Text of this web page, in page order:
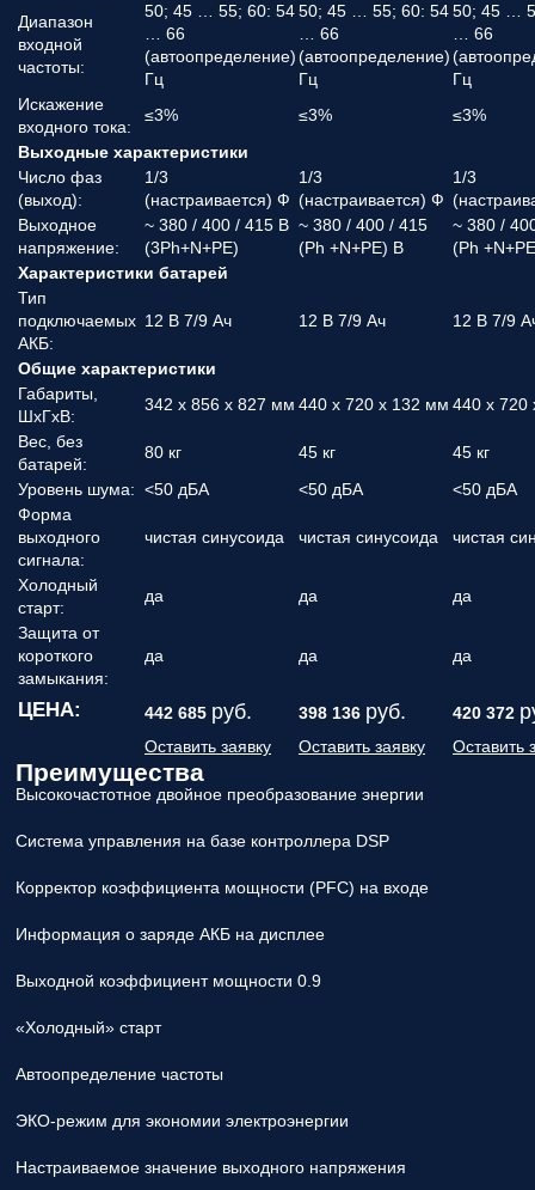
Диапазон
входной
частоты:
50; 45 … 55; 60: 54
… 66
(автоопределение)
Гц
50; 45 … 55; 60: 54
… 66
(автоопределение)
Гц
50; 45 …
… 66
Гц
Искажение
входного тока:
≤3% ≤3%
≤3%
Выходные характеристики
Число фаз
(выход):
1/3
(настраивается) Ф
1/3
(настраивается) Ф
1/3
Выходное
напряжение:
~ 380 / 400 / 415 В
(3Ph+N+PE)
~ 380 / 400 / 415
(Ph +N+PE) В
~ 380 /
(Ph
Характеристики батарей
Тип
подключаемых
АКБ:
12 В 7/9 Aч 12 В 7/9 Aч 12 В 7/9
Общие характеристики
Габариты,
ШхГхВ:
342 x 856 x 827 мм 440 x 720 x 132 мм 440 x 720
Вес, без
батарей:
80 кг 45 кг
45 кг
Уровень шума: <50 дБА <50 дБА
<50 дБА
Форма
выходного
сигнала:
чистая синусоида чистая синусоида чистая
Холодный
старт:
да да
да
Защита от
короткого
замыкания:
да да да
ЦЕНА: 442 685 руб. 398 136 руб. 420 372
Оставить заявку Оставить заявку Оставить
Преимущества
Высокочастотное двойное преобразование энергии
Система управления на базе контроллера DSP
Корректор коэффициента мощности (PFC) на входе
Информация о заряде АКБ на дисплее
Выходной коэффициент мощности 0.9
«Холодный» старт
Автоопределение частоты
ЭКО-режим для экономии электроэнергии
Настраиваемое значение выходного напряжения